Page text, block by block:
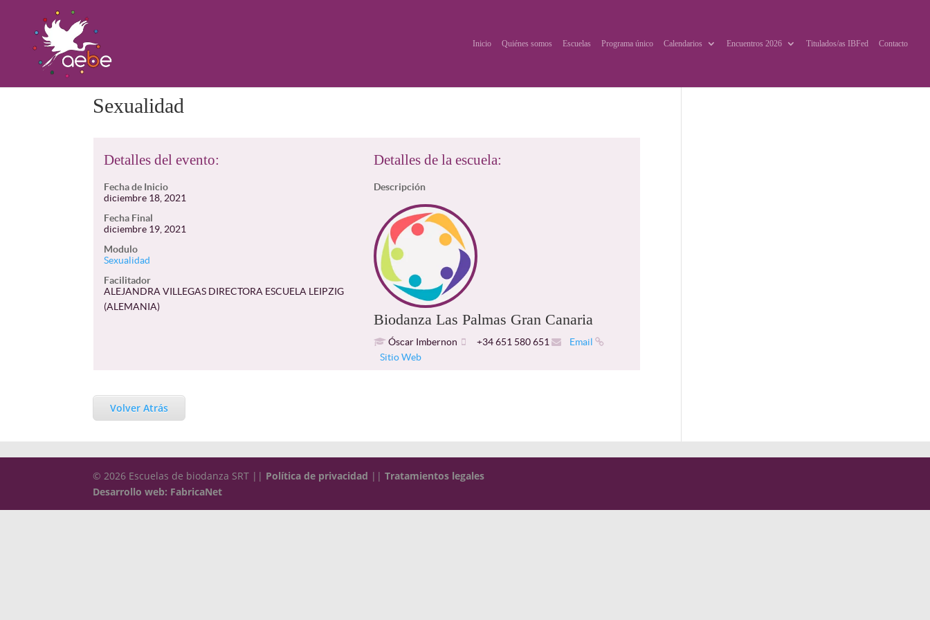
Inicio Quiénes somos Escuelas Programa único Calendarios Encuentros 2026 Titulados/as IBFed Contacto
Sexualidad
Detalles del evento:
Fecha de Inicio
diciembre 18, 2021
Fecha Final
diciembre 19, 2021
Modulo
Sexualidad
Facilitador
ALEJANDRA VILLEGAS DIRECTORA ESCUELA LEIPZIG
(ALEMANIA)
Detalles de la escuela:
Descripción
Biodanza Las Palmas Gran Canaria
Óscar Imbernon +34 651 580 651
Email
Sitio Web
Volver Atrás
© 2026 Escuelas de biodanza SRT || Política de privacidad ||Tratamientos legales
Desarrollo web: FabricaNet